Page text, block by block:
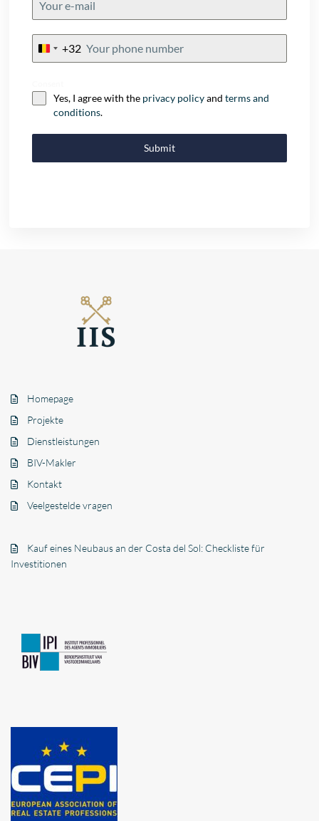
Belgium
+32
Yes, I agree with the privacy policyandterms and
conditions.
Submit
Homepage
Projekte
Dienstleistungen
BIV-Makler
Kontakt
Veelgestelde vragen
Kauf eines Neubaus an der Costa del Sol: Checkliste für
Investitionen